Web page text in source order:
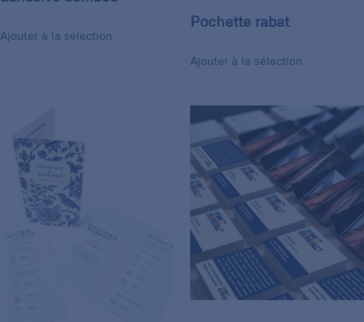
Ajouter à la sélection
Pochette rabat
Ajouter à la sélection